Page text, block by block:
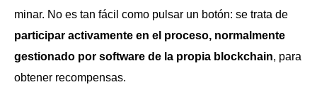
minar. No es tan fácil como pulsar un botón: se trata de
participar activamente en el proceso, normalmente
gestionado por software de la propia blockchain, para
obtener recompensas.